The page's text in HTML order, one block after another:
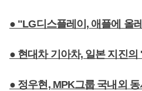
● "LG디스플레이, 애플에 올
● 현대차 기아차, 일본 지진의
● 정우현, MPK그룹 국내외